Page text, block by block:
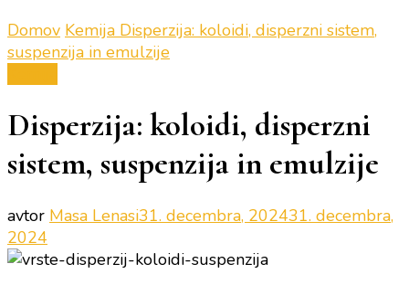
Domov Kemija Disperzija: koloidi, disperzni sistem,
suspenzija in emulzije
Disperzija: koloidi, disperzni
sistem, suspenzija in emulzije
avtor Masa Lenasi31. decembra, 202431. decembra,
2024